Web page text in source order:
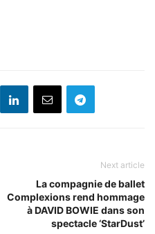
Next article
La compagnie de ballet
Complexions rend hommage
à DAVID BOWIE dans son
spectacle ‘StarDust’